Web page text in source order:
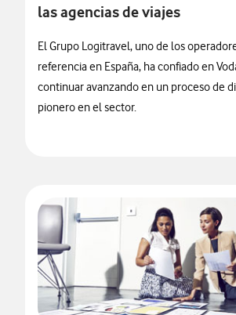
las agencias de viajes
El Grupo Logitravel, uno de los
referencia en España, ha confiado en
continuar avanzando en un proceso de
pionero en el sector.